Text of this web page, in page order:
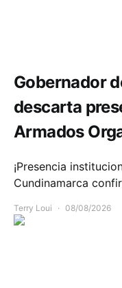
Gobernador
descarta
Armados
¡Presencia
Cundinamarca
Terry Loui 08/08/2026